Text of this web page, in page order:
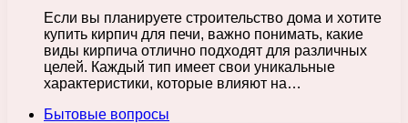
Если вы планируете строительство дома и хотите
купить кирпич для печи, важно понимать, какие
виды кирпича отлично подходят для различных
целей. Каждый тип имеет свои уникальные
характеристики, которые влияют на…
Бытовые вопросы